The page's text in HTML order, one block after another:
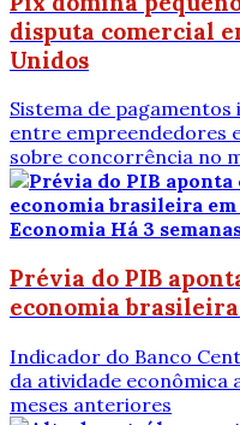
disputa comercial
Unidos
Sistema de
entre empreendedores
sobre concorrência no
Economia Há 3
Prévia do PIB
economia
Indicador do Banco
da atividade econômica
meses anteriores